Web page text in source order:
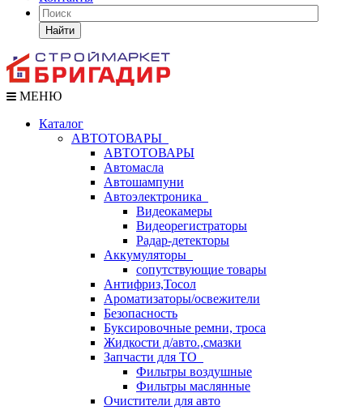
Найти
МЕНЮ
Каталог
АВТОТОВАРЫ
АВТОТОВАРЫ
Автомасла
Автошампуни
Автоэлектроника
Видеокамеры
Видеорегистраторы
Радар-детекторы
Аккумуляторы
сопутствующие товары
Антифриз,Тосол
Ароматизаторы/освежители
Безопасность
Буксировочные ремни, троса
Жидкости д/авто.,смазки
Запчасти для ТО
Фильтры воздушные
Фильтры маслянные
Очистители для авто